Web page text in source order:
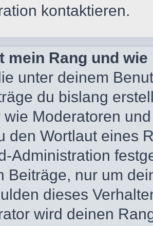
kontaktieren.
mein Rang und
unter deinem
du bislang
wie Moderatoren
den Wortlaut eines
Administration
Beiträge, nur um
dieses
wird deinen